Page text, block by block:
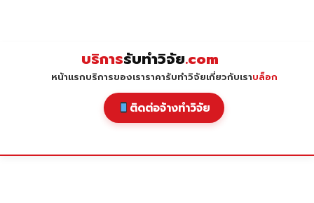
บริการรับทำวิจัย.com
หน้าแรกบริการของเราราคารับทำวิจัยเกี่ยวกับเราบล็อก
ติดต่อจ้างทำวิจัย